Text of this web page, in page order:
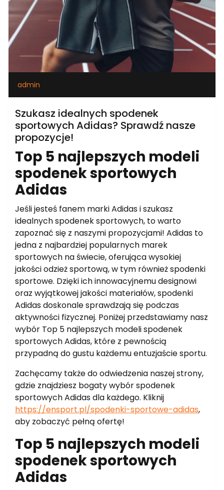
admin
Szukasz idealnych spodenek
sportowych Adidas? Sprawdź nasze
propozycje!
Top 5 najlepszych modeli
spodenek sportowych
Adidas
Jeśli jesteś fanem marki Adidas i szukasz
idealnych spodenek sportowych, to warto
zapoznać się z naszymi propozycjami! Adidas to
jedna z najbardziej popularnych marek
sportowych na świecie, oferująca wysokiej
jakości odzież sportową, w tym również spodenki
sportowe. Dzięki ich innowacyjnemu designowi
oraz wyjątkowej jakości materiałów, spodenki
Adidas doskonale sprawdzają się podczas
aktywności fizycznej. Poniżej przedstawiamy nasz
wybór Top 5 najlepszych modeli spodenek
sportowych Adidas, które z pewnością
przypadną do gustu każdemu entuzjaście sportu.
Zachęcamy także do odwiedzenia naszej strony,
gdzie znajdziesz bogaty wybór spodenek
sportowych Adidas dla każdego. Kliknij
https://ensport.pl/spodenki-sportowe-adidas,
aby zobaczyć pełną ofertę!
Top 5 najlepszych modeli
spodenek sportowych
Adidas